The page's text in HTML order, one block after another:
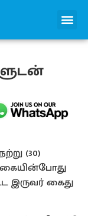
(30)
இருவர் கைது